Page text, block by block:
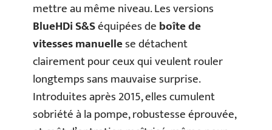
mettre au même niveau. Les versions
BlueHDi S&Séquipées deboîte de
vitesses manuellese détachent
clairement pour ceux qui veulent rouler
longtemps sans mauvaise surprise.
Introduites après 2015, elles cumulent
sobriété à la pompe, robustesse éprouvée,